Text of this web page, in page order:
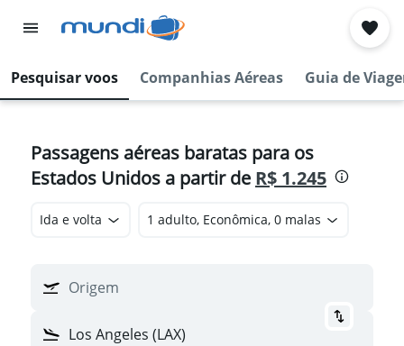
Pesquisar voos Companhias Aéreas Guia de
Passagens aéreas baratas para os
Estados Unidos a partir de R$ 1.245
Ida e volta 1 adulto, Econômica, 0 malas
Origem
Los Angeles (LAX)